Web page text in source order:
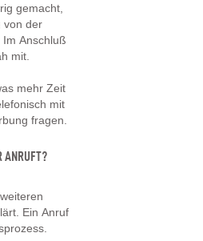
gemacht,
von der
Anschluß
mit.
mehr Zeit
mit
fragen.
ANRUFT?
Ein Anruf